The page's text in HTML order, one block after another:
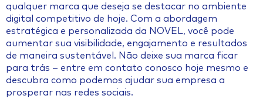
qualquer marca que deseja se destacar no ambiente
digital competitivo de hoje. Com a abordagem
estratégica e personalizada da NOVEL, você pode
aumentar sua visibilidade, engajamento e resultados
de maneira sustentável. Não deixe sua marca ficar
para trás – entre em contato conosco hoje mesmo e
descubra como podemos ajudar sua empresa a
prosperar nas redes sociais.